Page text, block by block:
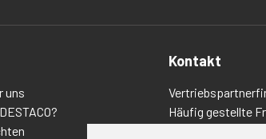
uns
Kontakt
Häufig gestellte